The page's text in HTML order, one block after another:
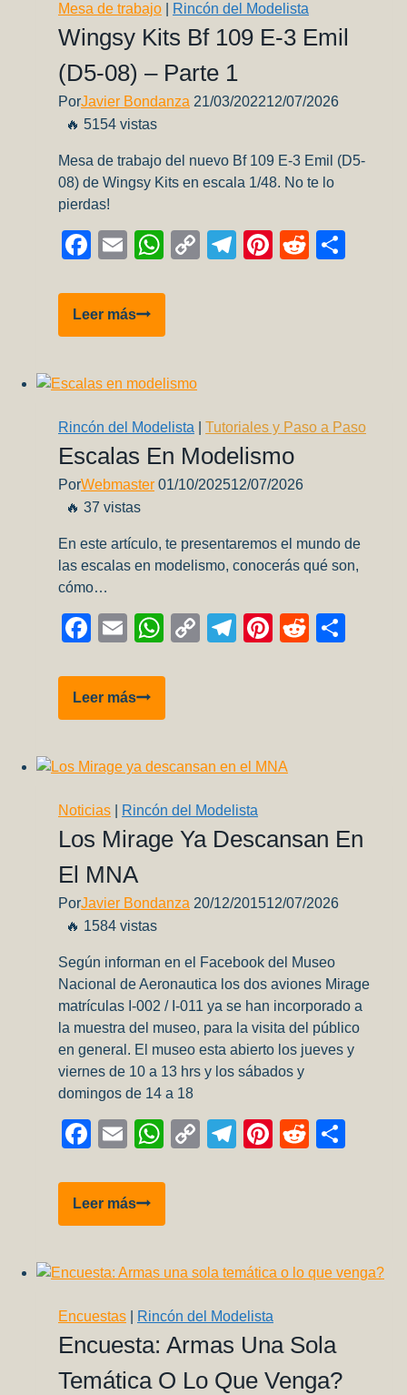
esencial
para
modelistas
y
aficionados
Mesa de trabajo Rincón del Modelista
Wingsy Kits Bf 109 E-3 Emil
(D5-08) – Parte 1
PorJavier Bondanza 21/03/202212/07/2026
🔥 5154 vistas
Mesa de trabajo del nuevo Bf 109 E-3 Emil (D5-
08) de Wingsy Kits en escala 1/48. No te lo
pierdas!
Facebook
EmailWhatsApp
CopyTelegram
Pinterest
Reddit
Leer másWingsy
Kits
109
3
Emil
(D5-
08)
–
1
Rincón del Modelista Tutoriales y Paso a Paso
Escalas En Modelismo
PorWebmaster 01/10/202512/07/2026
🔥 37 vistas
En este artículo, te presentaremos el mundo de
las escalas en modelismo, conocerás qué son,
cómo…
Facebook
EmailWhatsApp
CopyTelegram
Pinterest
Reddit
Leer másEscalas
en
Noticias Rincón del Modelista
Los Mirage Ya Descansan En
El MNA
PorJavier Bondanza 20/12/201512/07/2026
🔥 1584 vistas
Según informan en el Facebook del Museo
Nacional de Aeronautica los dos aviones Mirage
matrículas I-002 / I-011 ya se han incorporado a
la muestra del museo, para la visita del público
en general. El museo esta abierto los jueves y
viernes de 10 a 13 hrs y los sábados y
domingos de 14 a 18
Facebook
EmailWhatsApp
CopyTelegram
Pinterest
Reddit
Leer másLos
Mirage
descansan
el
Encuestas Rincón del Modelista
Encuesta: Armas Una Sola
Temática O Lo Que Venga?